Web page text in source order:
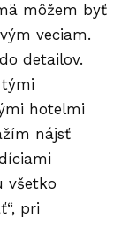
môžem byť
veciam.
detailov.
hotelmi
nájsť
všetko
pri